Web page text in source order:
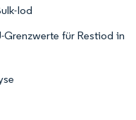
Iod
Grenzwerte für Restiod in